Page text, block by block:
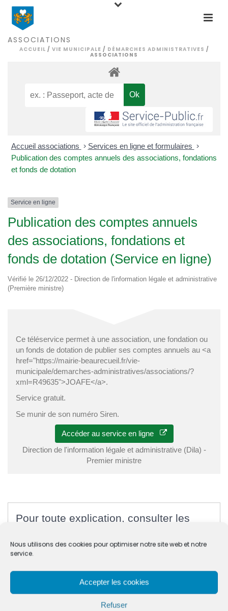
Nous utilisons des cookies pour optimiser notre site web et notre
service.
Accepter les cookies
Refuser
ASSOCIATIONS
ACCUEIL / VIE MUNICIPALE / DÉMARCHES ADMINISTRATIVES /
ASSOCIATIONS
Accueil associations > Services en ligne et formulaires >
Publication des comptes annuels des associations, fondations
et fonds de dotation
Service en ligne
Publication des comptes annuels
des associations, fondations et
fonds de dotation (Service en ligne)
Vérifié le 26/12/2022 - Direction de l'information légale et administrative
(Première ministre)
Ce téléservice permet à une association, une fondation ou
un fonds de dotation de publier ses comptes annuels au <a
href="https://mairie-beaurecueil.fr/vie-
municipale/demarches-administratives/associations/?
xml=R49635">JOAFE</a>.
Service gratuit.
Se munir de son numéro Siren.
Accéder au service en ligne
Direction de l'information légale et administrative (Dila) -
Premier ministre
Pour toute explication, consulter les
PARTICULIERS
Association : évolution des ressources (recettes,
dons, immeuble)
Association reconnue d'utilité publique (ARUP)
Dons, donations et legs au bénéfice d'une association